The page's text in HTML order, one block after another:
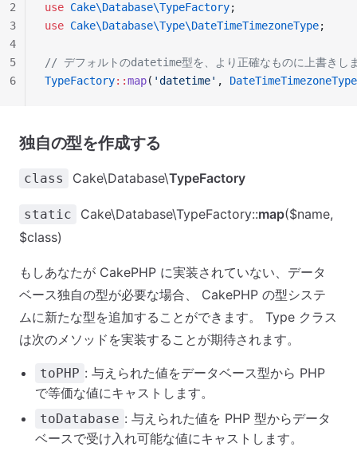
use Cake\Database\TypeFactory;
use Cake\Database\Type\DateTimeTimezoneType;
// デフォルトのdatetime型を、より正確なものに上書きし
TypeFactory::map( 'datetime' , DateTimeTimezoneType
2
3
4
5
6
独自の型を作成する
class Cake\Database\TypeFactory
static Cake\Database\TypeFactory::map($name,
$class)
もしあなたが CakePHP に実装されていない、データ
ベース独自の型が必要な場合、 CakePHP の型システ
ムに新たな型を追加することができます。 Type クラス
は次のメソッドを実装することが期待されます。
toPHP : 与えられた値をデータベース型から PHP
で等価な値にキャストします。
toDatabase : 与えられた値を PHP 型からデータ
ベースで受け入れ可能な値にキャストします。